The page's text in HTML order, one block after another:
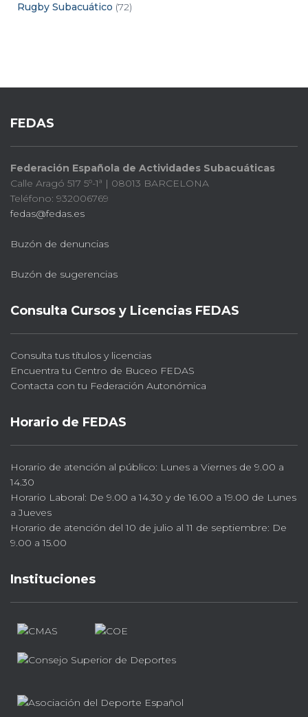
Rugby Subacuático (72)
FEDAS
Federación Española de Actividades Subacuáticas
Calle Aragó 517 5º-1ª | 08013 BARCELONA
Teléfono: 932006769
fedas@fedas.es
Buzón de denuncias
Buzón de sugerencias
Consulta Cursos y Licencias FEDAS
Consulta tus títulos y licencias
Encuentra tu Centro de Buceo FEDAS
Contacta con tu Federación Autonómica
Horario de FEDAS
Horario de atención al público: Lunes a Viernes de 9.00 a
14.30
Horario Laboral: De 9.00 a 14.30 y de 16.00 a 19.00 de Lunes
a Jueves
Horario de atención del 10 de julio al 11 de septiembre: De
9.00 a 15.00
Instituciones